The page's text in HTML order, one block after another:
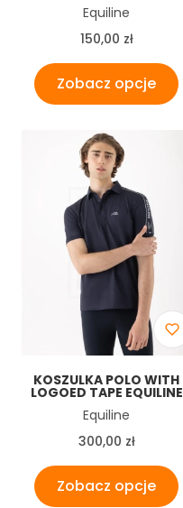
Producent
Equiline
Cena
150,00 zł
Zobacz opcje
KOSZULKA POLO WITH
LOGOED TAPE EQUILINE
Producent
Equiline
Cena
300,00 zł
Zobacz opcje